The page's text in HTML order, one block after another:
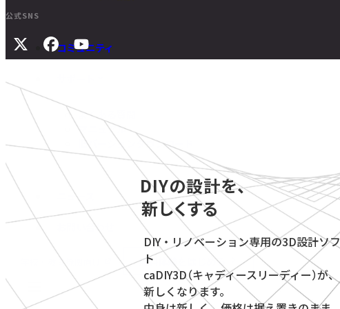
コミュニティ
よくある質問
マニュアル
旧バージョンダウンロード
ニュース
お問い合わせ
学校・教育機関向け 無料体験をはじめる
公式SNS
DIYの設計を、
新しくする
DIY・リノベーション専用の3D設計ソフ
ト
caDIY3D（キャディースリーディー）が、
新しくなります。